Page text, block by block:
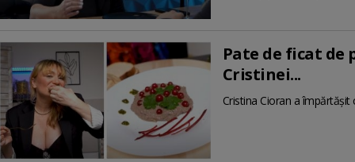
Pate de ficat de
Cristinei...
Cristina Cioran a